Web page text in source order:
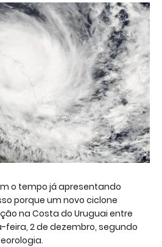
o tempo já apresentando
porque um novo ciclone
na Costa do Uruguai entre
feira, 2 de dezembro, segundo